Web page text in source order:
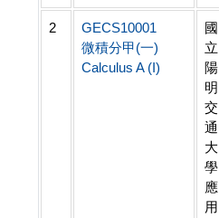
2
GECS10001
微積分甲(一)
Calculus A (I)
國
立
陽
明
交
通
大
學
應
用